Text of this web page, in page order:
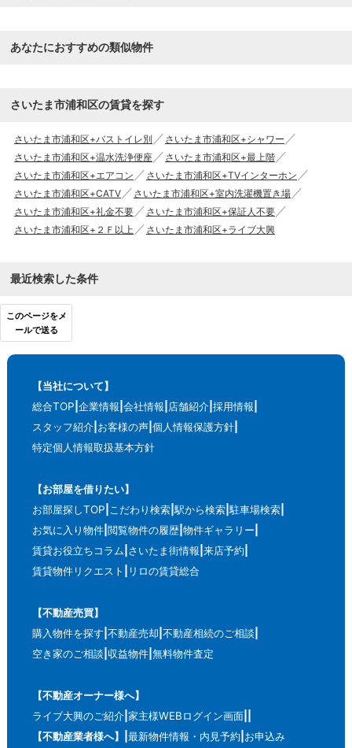
あなたにおすすめの類似物件
さいたま市浦和区の賃貸を探す
さいたま市浦和区+バストイレ別
さいたま市浦和区+シャワー
さいたま市浦和区+温水洗浄便座
さいたま市浦和区+最上階
さいたま市浦和区+エアコン
さいたま市浦和区+TVインターホン
さいたま市浦和区+CATV
さいたま市浦和区+室内洗濯機置き場
さいたま市浦和区+礼金不要
さいたま市浦和区+保証人不要
さいたま市浦和区+２Ｆ以上
さいたま市浦和区+ライブ大興
最近検索した条件
このページをメ
ールで送る
【当社について】
総合TOP 企業情報 会社情報 店舗紹介 採用情報
スタッフ紹介 お客様の声 個人情報保護方針
特定個人情報取扱基本方針
【お部屋を借りたい】
お部屋探しTOP こだわり検索 駅から検索 駐車場検索
お気に入り物件 閲覧物件の履歴 物件ギャラリー
賃貸お役立ちコラム さいたま街情報 来店予約
賃貸物件リクエスト
リロの賃貸総合
【不動産売買】
購入物件を探す 不動産売却 不動産相続のご相談
空き家のご相談 収益物件 無料物件査定
【不動産オーナー様へ】
ライブ大興のご紹介 家主様WEBログイン画面
【不動産業者様へ】
最新物件情報・内見予約 お申込み